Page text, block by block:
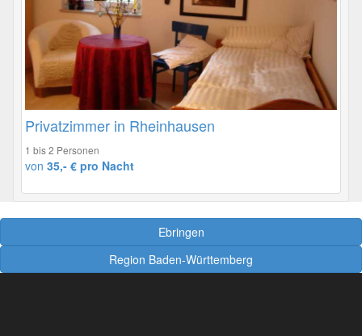
Privatzimmer in Rheinhausen
1 bis 2 Personen
von 35,- € pro Nacht
Ebringen
Region Baden-Württemberg